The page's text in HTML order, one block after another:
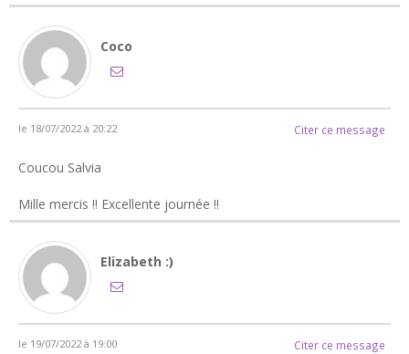
Coco
le 18/07/2022 à 20:22 Citer ce message
Coucou Salvia
Mille mercis !! Excellente journée !!
Elizabeth :)
le 19/07/2022 à 19:00 Citer ce message